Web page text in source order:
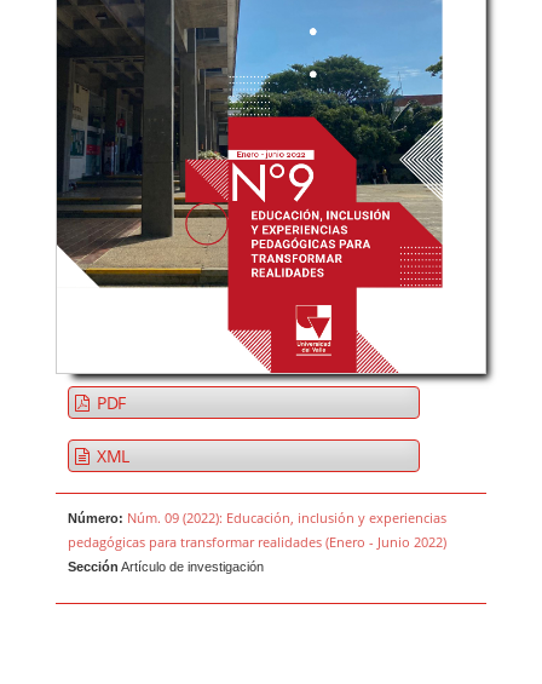
PDF
XML
Número: Núm. 09 (2022): Educación, inclusión y experiencias
pedagógicas para transformar realidades (Enero - Junio 2022)
Sección Artículo de investigación